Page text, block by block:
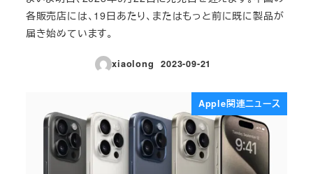
各販売店には、19日あたり、またはもっと前に既に製品が
届き始めています。
xiaolong
投稿日
2023-09-21
Apple関連ニュース